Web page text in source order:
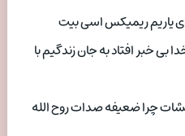
ای یاریم ریمیکس اسی بیت
بی خبر افتاد به جان زندگیم با
چرا ضعیفه صدات روح الله